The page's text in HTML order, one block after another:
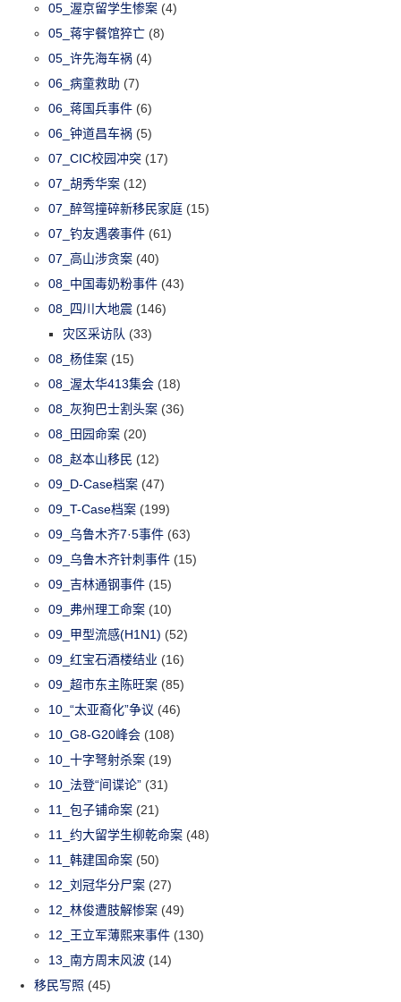
05_渥京留学生惨案 (4)
05_蒋宇餐馆猝亡 (8)
05_许先海车祸 (4)
06_病童救助 (7)
06_蒋国兵事件 (6)
06_钟道昌车祸 (5)
07_CIC校园冲突 (17)
07_胡秀华案 (12)
07_醉驾撞碎新移民家庭 (15)
07_钓友遇袭事件 (61)
07_高山涉贪案 (40)
08_中国毒奶粉事件 (43)
08_四川大地震 (146)
灾区采访队 (33)
08_杨佳案 (15)
08_渥太华413集会 (18)
08_灰狗巴士割头案 (36)
08_田园命案 (20)
08_赵本山移民 (12)
09_D-Case档案 (47)
09_T-Case档案 (199)
09_乌鲁木齐7·5事件 (63)
09_乌鲁木齐针刺事件 (15)
09_吉林通钢事件 (15)
09_弗州理工命案 (10)
09_甲型流感(H1N1) (52)
09_红宝石酒楼结业 (16)
09_超市东主陈旺案 (85)
10_“太亚裔化”争议 (46)
10_G8-G20峰会 (108)
10_十字弩射杀案 (19)
10_法登“间谍论” (31)
11_包子铺命案 (21)
11_约大留学生柳乾命案 (48)
11_韩建国命案 (50)
12_刘冠华分尸案 (27)
12_林俊遭肢解惨案 (49)
12_王立军薄熙来事件 (130)
13_南方周末风波 (14)
移民写照 (45)